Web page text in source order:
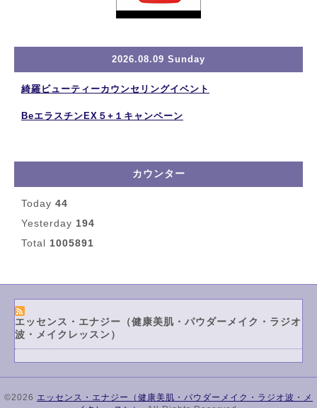
2026.08.09 Sunday
綺羅ビューティーカウンセリングイベント
BeエラスチンEX５+１キャンペーン
カウンター
Today 44
Yesterday 194
Total 1005891
エッセンス・エナジー（健康美肌・パウダーメイク・ラジオ
波・メイクレッスン）
©2026 エッセンス・エナジー（健康美肌・パウダーメイク・ラジオ波・メ